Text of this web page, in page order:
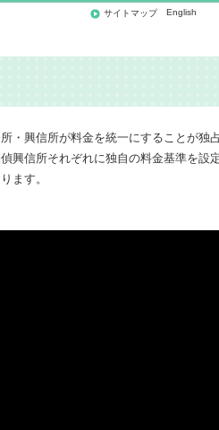
・興信所が料金を統一にすることが独
興信所それぞれに独自の料金基準を設
ます。
サイトマップ English